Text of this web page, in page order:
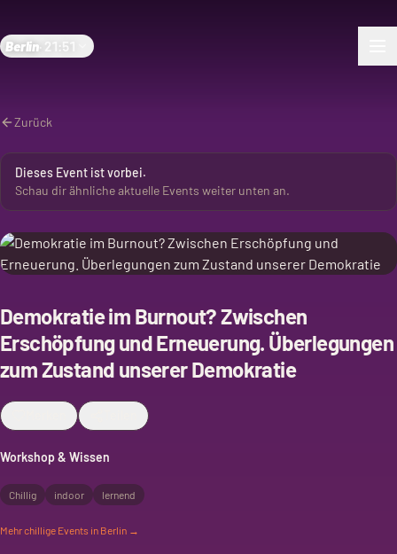
Berlin 21:51
Zurück
Dieses Event ist vorbei.
Schau dir ähnliche aktuelle Events weiter unten an.
Demokratie im Burnout? Zwischen
Erschöpfung und Erneuerung. Überlegungen
zum Zustand unserer Demokratie
Workshop & Wissen
Chillig indoor lernend
Mehrchillige Events in Berlin →